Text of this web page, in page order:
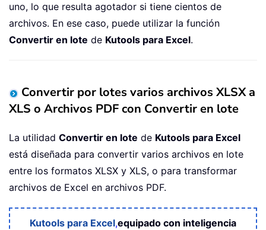
uno, lo que resulta agotador si tiene cientos de
archivos. En ese caso, puede utilizar la función
Convertir en lote de Kutools para Excel.
Convertir por lotes varios archivos XLSX a
XLS o Archivos PDF con Convertir en lote
La utilidad Convertir en lote de Kutools para Excel
está diseñada para convertir varios archivos en lote
entre los formatos XLSX y XLS, o para transformar
archivos de Excel en archivos PDF.
Kutools para Excel,equipado con inteligencia